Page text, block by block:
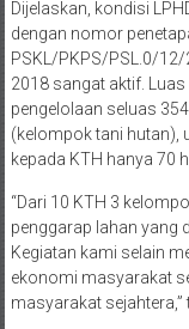
Dijelaskan, kondisi
dengan nomor
PSKL/PKPS/PSL.0/
2018 sangat aktif.
pengelolaan seluas
(kelompok tani hutan),
kepada KTH hanya 70
“Dari 10 KTH 3
penggarap lahan yang
Kegiatan kami selain
ekonomi masyarakat
masyarakat sejahtera,”